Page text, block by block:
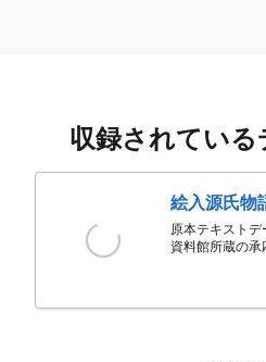
収録されている
絵入源氏物
原本テキストデ
資料館所蔵の承